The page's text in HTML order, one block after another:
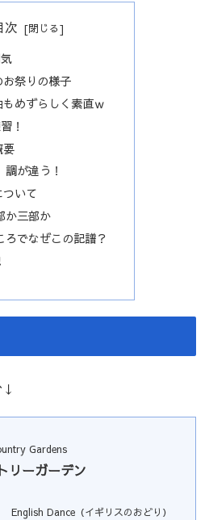
次
お祭りの様子
めずらしく素直ｗ
！
要
調が違う！
いて
か三部か
ろでなぜこの記譜？
↓
Gardens
リーガーデン
English Dance（イギリスのおどり）